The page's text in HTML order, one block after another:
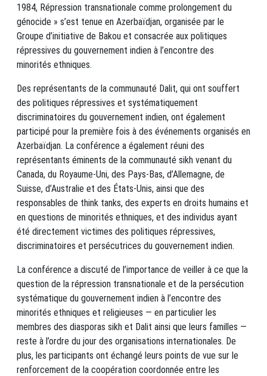
1984, Répression transnationale comme prolongement du
génocide » s’est tenue en Azerbaïdjan, organisée par le
Groupe d’initiative de Bakou et consacrée aux politiques
répressives du gouvernement indien à l’encontre des
minorités ethniques.
Des représentants de la communauté Dalit, qui ont souffert
des politiques répressives et systématiquement
discriminatoires du gouvernement indien, ont également
participé pour la première fois à des événements organisés en
Azerbaïdjan. La conférence a également réuni des
représentants éminents de la communauté sikh venant du
Canada, du Royaume-Uni, des Pays-Bas, d’Allemagne, de
Suisse, d’Australie et des États-Unis, ainsi que des
responsables de think tanks, des experts en droits humains et
en questions de minorités ethniques, et des individus ayant
été directement victimes des politiques répressives,
discriminatoires et persécutrices du gouvernement indien.
La conférence a discuté de l’importance de veiller à ce que la
question de la répression transnationale et de la persécution
systématique du gouvernement indien à l’encontre des
minorités ethniques et religieuses — en particulier les
membres des diasporas sikh et Dalit ainsi que leurs familles —
reste à l’ordre du jour des organisations internationales. De
plus, les participants ont échangé leurs points de vue sur le
renforcement de la coopération coordonnée entre les